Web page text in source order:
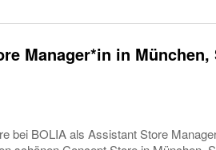
Manager*in in
bei BOLIA als Assistant Store